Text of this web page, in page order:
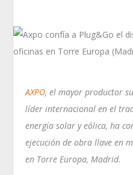
AXPO, el mayor productor
líder internacional en el
energía solar y eólica, ha
ejecución de obra llave en
en Torre Europa, Madrid.